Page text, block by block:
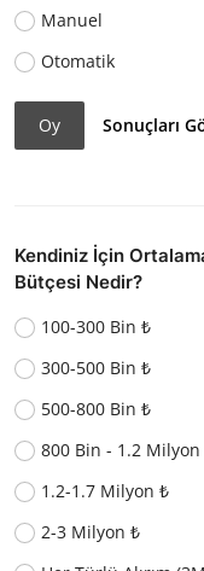
Manuel
Otomatik
Oy Sonuçları
Kendiniz İçin
Bütçesi Nedir?
100-300 Bin ₺
300-500 Bin ₺
500-800 Bin ₺
800 Bin - 1.2 Milyon
1.2-1.7 Milyon ₺
2-3 Milyon ₺